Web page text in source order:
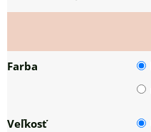
Farba
Veľkosť